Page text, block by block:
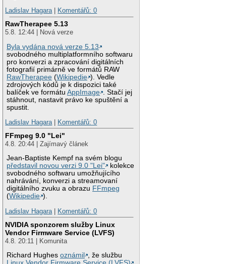
Ladislav Hagara| Komentářů: 0
RawTherapee 5.13
5.8. 12:44 | Nová verze
Byla vydána nová verze 5.13
svobodného multiplatformního softwaru
pro konverzi a zpracování digitálních
fotografií primárně ve formátů RAW
RawTherapee (Wikipedie ). Vedle
zdrojových kódů je k dispozici také
balíček ve formátuAppImage
. Stačí jej
stáhnout, nastavit právo ke spuštění a
spustit.
Ladislav Hagara| Komentářů: 0
FFmpeg 9.0 "Lei"
4.8. 20:44 | Zajímavý článek
Jean-Baptiste Kempf na svém blogu
představil novou verzi 9.0 "Lei"
kolekce
svobodného softwaru umožňujícího
nahrávání, konverzi a streamovaní
digitálního zvuku a obrazu FFmpeg
(Wikipedie ).
Ladislav Hagara| Komentářů: 0
NVIDIA sponzorem služby Linux
Vendor Firmware Service (LVFS)
4.8. 20:11 | Komunita
Richard Hughesoznámil
, že službu